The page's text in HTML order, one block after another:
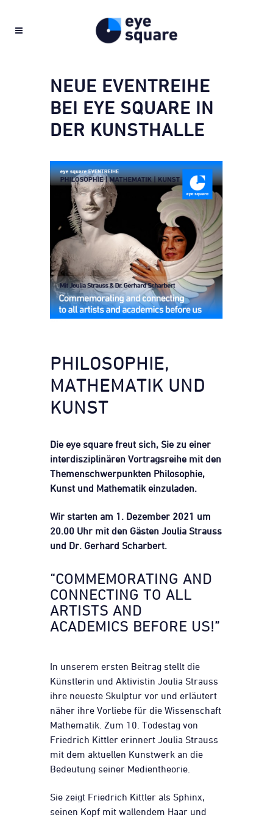
NEUE EVENTREIHE
BEI EYE SQUARE IN
DER KUNSTHALLE
PHILOSOPHIE,
MATHEMATIK UND
KUNST
Die eye square freut sich, Sie zu einer
interdisziplinären Vortragsreihe mit den
Themenschwerpunkten Philosophie,
Kunst und Mathematik einzuladen.
Wir starten am 1. Dezember 2021 um
20.00 Uhr mit den Gästen Joulia Strauss
und Dr. Gerhard Scharbert.
“COMMEMORATING AND
CONNECTING TO ALL
ARTISTS AND
ACADEMICS BEFORE US!”
In unserem ersten Beitrag stellt die
Künstlerin und Aktivistin Joulia Strauss
ihre neueste Skulptur vor und erläutert
näher ihre Vorliebe für die Wissenschaft
Mathematik. Zum 10. Todestag von
Friedrich Kittler erinnert Joulia Strauss
mit dem aktuellen Kunstwerk an die
Bedeutung seiner Medientheorie.
Sie zeigt Friedrich Kittler als Sphinx,
seinen Kopf mit wallendem Haar und